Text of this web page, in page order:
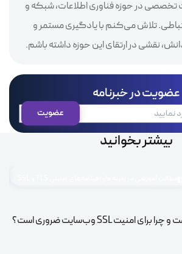
تخصصی در حوزه فناوری اطلاعات، شبکه و
تلاش می‌کنم با یادگیری مستمر و
نقشی در ارتقای این حوزه داشته باشم.
عضویت در خبرنامه
بیشتر بخوانید